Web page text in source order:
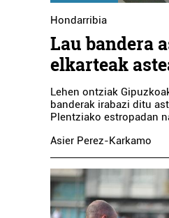
Hondarribia
Lau bandera
elkarteak
Lehen ontziak
banderak irabazi ditu
Plentziako estropadan
Asier Perez-Karkamo